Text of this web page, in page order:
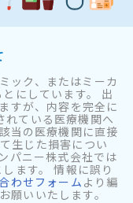
ック、またはミーカ
にしています。 出
すが、内容を完全に
れている医療機関へ
当の医療機関に直接
生じた損害につい
パニー株式会社では
ます。 情報に誤り
わせフォーム より編
願いいたします。